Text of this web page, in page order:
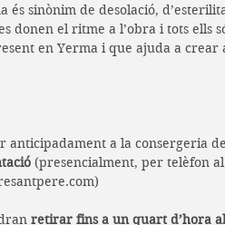
és sinònim de desolació,
donen el ritme a l’obra i tots ells
en Yerma i que ajuda a crear
anticipadament a la consergeria
(presencialment, per telèfon
retirar fins a un quart d’hora